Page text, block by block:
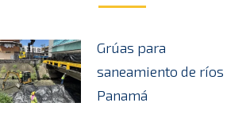
Grúas para
saneamiento de ríos
Panamá